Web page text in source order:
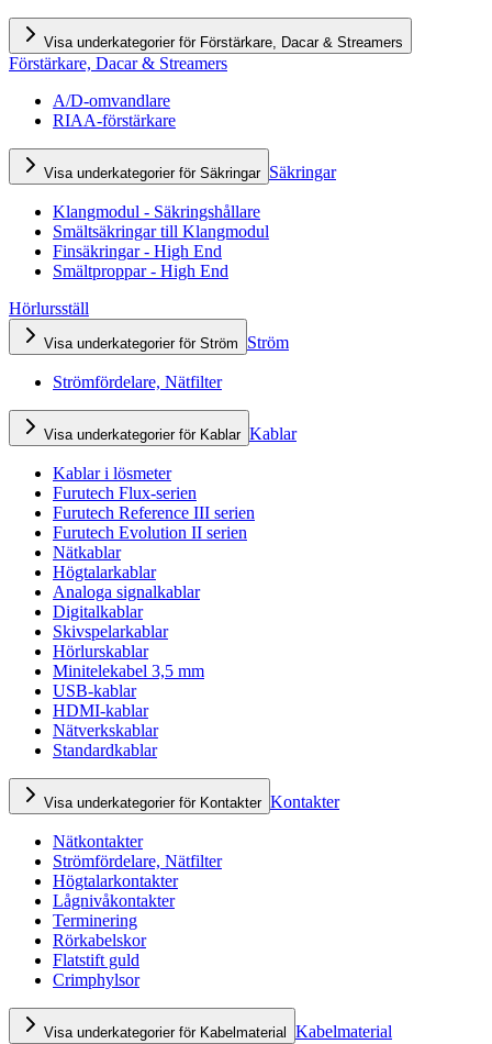
Visa underkategorier för Förstärkare, Dacar & Streamers
Förstärkare, Dacar & Streamers
A/D-omvandlare
RIAA-förstärkare
Visa underkategorier för Säkringar Säkringar
Klangmodul - Säkringshållare
Smältsäkringar till Klangmodul
Finsäkringar - High End
Smältproppar - High End
Hörlursställ
Visa underkategorier för Ström Ström
Strömfördelare, Nätfilter
Visa underkategorier för Kablar Kablar
Kablar i lösmeter
Furutech Flux-serien
Furutech Reference III serien
Furutech Evolution II serien
Nätkablar
Högtalarkablar
Analoga signalkablar
Digitalkablar
Skivspelarkablar
Hörlurskablar
Minitelekabel 3,5 mm
USB-kablar
HDMI-kablar
Nätverkskablar
Standardkablar
Visa underkategorier för Kontakter Kontakter
Nätkontakter
Strömfördelare, Nätfilter
Högtalarkontakter
Lågnivåkontakter
Terminering
Rörkabelskor
Flatstift guld
Crimphylsor
Visa underkategorier för Kabelmaterial Kabelmaterial